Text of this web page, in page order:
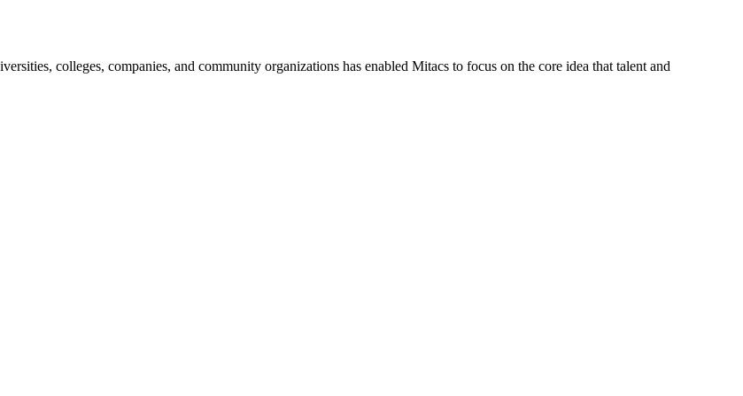
colleges, companies, and community organizations has enabled Mitacs to focus on the core idea that talent and